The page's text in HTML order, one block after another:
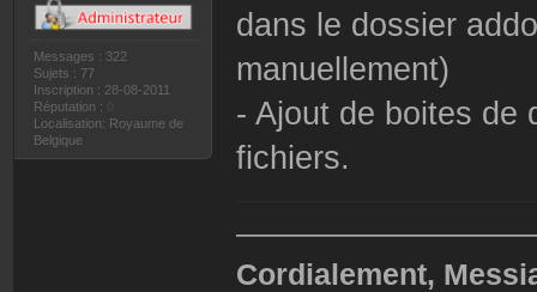
Messages : 322
Sujets : 77
Inscription : 28-08-2011
Réputation :
Localisation: Royaume de
Belgique
dans le dossier
manuellement)
- Ajout de boites de
fichiers.
Cordialement,